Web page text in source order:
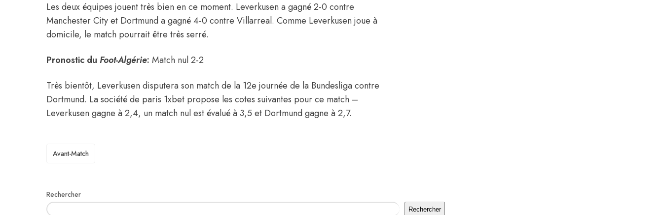
Les deux équipes jouent très bien en ce moment. Leverkusen a gagné 2-0 contre
Manchester City et Dortmund a gagné 4-0 contre Villarreal. Comme Leverkusen joue à
domicile, le match pourrait être très serré.
Pronostic du Foot-Algérie: Match nul 2-2
Très bientôt, Leverkusen disputera son match de la 12e journée de la Bundesliga contre
Dortmund. La société de paris 1xbet propose les cotes suivantes pour ce match –
Leverkusen gagne à 2,4, un match nul est évalué à 3,5 et Dortmund gagne à 2,7.
TAGS
Avant-Match
Rechercher
Rechercher